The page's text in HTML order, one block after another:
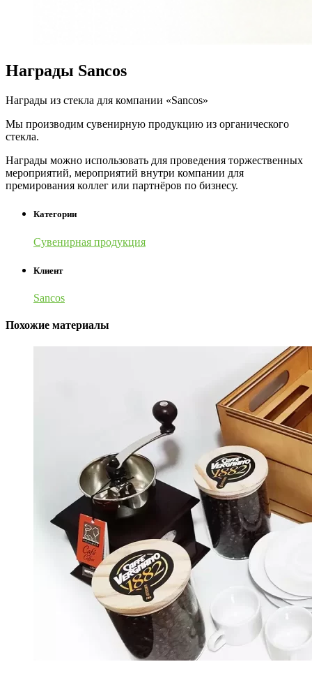
Награды Sancos
Награды из стекла для компании «Sancos»
Мы производим сувенирную продукцию из органического
стекла.
Награды можно использовать для проведения торжественных
мероприятий, мероприятий внутри компании для
премирования коллег или партнёров по бизнесу.
Категории
Сувенирная продукция
Клиент
Sancos
Похожие материалы